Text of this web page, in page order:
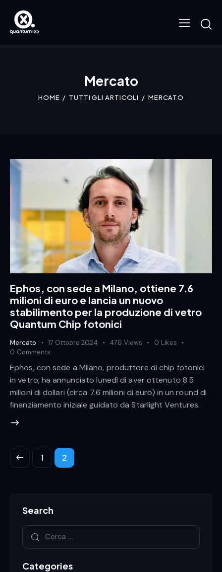
Mercato
HOME TUTTI GLI ARTICOLI MERCATO
Ephos, con sede a Milano, ottiene 7.6
milioni di euro e lancia un nuovo
stabilimento per la produzione di vetro
Quantum Chip fotonici
Mercato 17 Ottobre 2024 476 Views 0 Likes
0 Comments
Ephos, con sede a Milano, produttore di chip fotonici
in vetro, ha annunciato lunedì di aver ottenuto 8.5
milioni di dollari (circa 7.6 milioni di euro) in un round di
finanziamento iniziale guidato da Starlight Ventures.
Paginazione degli articoli
Page
1 Page
2
Search
Ricerca per:
Categories